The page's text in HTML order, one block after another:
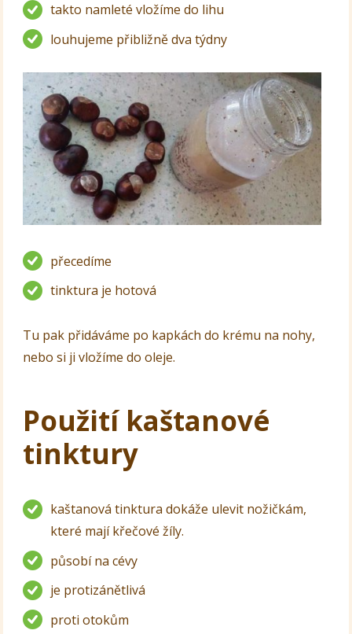
takto namleté vložíme do lihu
louhujeme přibližně dva týdny
přecedíme
tinktura je hotová
Tu pak přidáváme po kapkách do krému na nohy,
nebo si ji vložíme do oleje.
Použití kaštanové
tinktury
kaštanová tinktura dokáže ulevit nožičkám,
které mají křečové žíly.
působí na cévy
je protizánětlivá
proti otokům